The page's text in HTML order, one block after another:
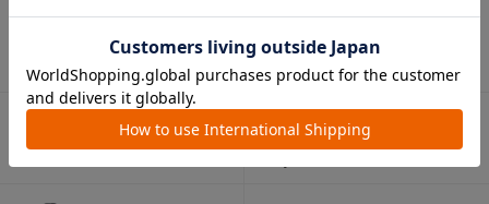
（お口のケア）
ベビートイ
アウトドアグッズ
（ヘルメット）
ペット用品